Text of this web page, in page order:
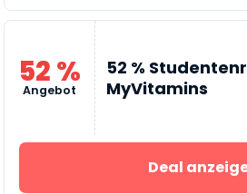
52 %
Angebot
52 %
MyVitamins
Deal